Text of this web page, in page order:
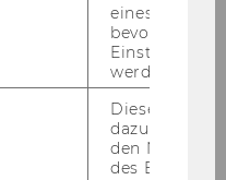
eines Vimeo-
bevorzugten
werden.
Dieser
dazu
den
des